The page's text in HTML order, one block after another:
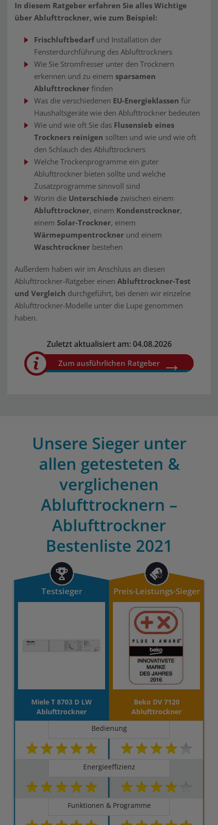
In diesem Ratgeber erfahren Sie alles Wichtige
über Ablufttrockner, wie zum Beispiel:
Frischluftbedarf und Installation der
Fensterdurchführung des Ablufttrockners
Wie Sie Stromfresser unter den Trocknern
erkennen und zu einem sparsamen
Ablufttrockner finden
Was die verschiedenen EU-Energieklassen für
Haushaltsgeräte wie den Ablufttrockner bedeuten
Wie und wie oft Sie das Flusensieb eines
Trockners reinigen sollten und wie und wie oft
den Schlauch des Ablufttrockners
Welche Trockenprogramme ein guter
Ablufttrockner bieten sollte und welche
Zusatzprogramme sinnvoll sind
Worin die Unterschiede zwischen einem
Ablufttrockner, einem Kondenstrockner,
einem Solar-Trockner, einem
Wärmepumpentrockner und einem
Waschtrockner bestehen
Außerdem haben wir im Anschluss an diesen
Ablufttrockner-Ratgeber einen Ablufttrockner-Test
und Vergleich durchgeführt, bei denen wir einzelne
Ablufttrockner-Modelle unter die Lupe genommen
haben.
Zuletzt aktualisiert am: 04.08.2026
Zum ausführlichen Ratgeber
Unsere Sieger unter
allen getesteten &
verglichenen
Ablufttrocknern –
Ablufttrockner
Bestenliste 2021
Testsieger Preis-Leistungs-Sieger
Miele T 8703 D LW
Ablufttrockner
Beko DV 7120
Ablufttrockner
Bedienung
Energieeffizienz
Funktionen & Programme